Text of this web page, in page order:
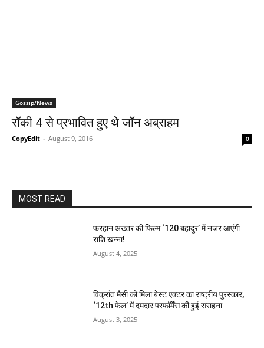
Gossip/News
रॉकी 4 से प्रभावित हुए थे जॉन अब्राहम
CopyEdit - August 9, 2016 0
MOST READ
फरहान अख्तर की फिल्म ‘120 बहादुर’ में नजर आएंगी
राशि खन्ना!
August 4, 2025
विक्रांत मैसी को मिला बेस्ट एक्टर का राष्ट्रीय पुरस्कार,
‘12th फेल’ में दमदार परफॉर्मेंस की हुई सराहना
August 3, 2025